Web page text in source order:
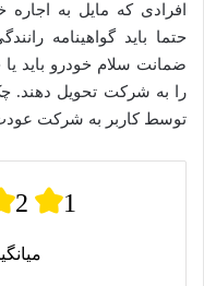
افرادی که مایل به
حتما باید گواهینامه
را به شرکت تحویل دهند.
توسط کاربر به شرکت
2 1